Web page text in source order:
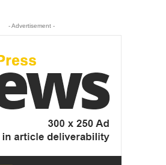
- Advertisement -